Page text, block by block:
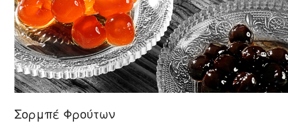
Σορμπέ Φρούτων